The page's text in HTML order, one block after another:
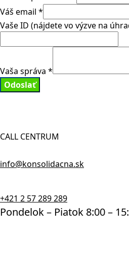
Váš email *
Vaše ID (nájdete vo výzve na
Vaša správa *
Odoslať
CALL CENTRUM
info@konsolidacna.sk
+421 2 57 289 289
Pondelok – Piatok 8:00 –